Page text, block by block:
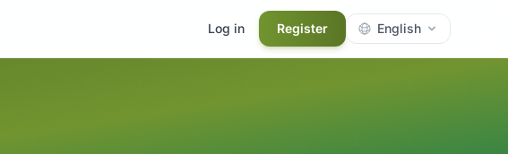
Log in Register English